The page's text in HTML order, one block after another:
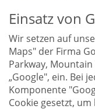
Einsatz von
Wir setzen auf
Maps" der Firma
Parkway, Mountain
„Google", ein. Bei
Komponente
Cookie gesetzt,